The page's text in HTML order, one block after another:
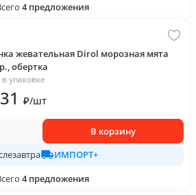
4 предложения
жевательная Dirol морозная мята
обертка
упаковке
₽/шт
В корзину
ИМПОРТ+
4 предложения